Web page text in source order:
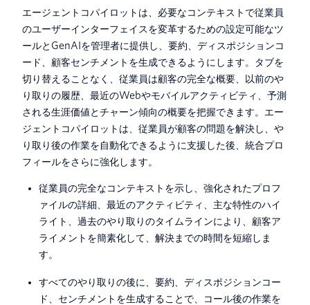
エージェントコパイロットは、必要なコンテキストで従業員
のユーザーインターフェイスを変革するための設定可能なツ
ールとGenAIを管理者に提供し、要約、ディスポジションコ
ード、顧客センチメントを生成できるようにします。タブを
切り替えることなく、従業員は顧客の完全な概要、以前のや
り取りの履歴、最近のWebやモバイルアクティビティ、予測
される生涯価値とチャーン傾向の概要を把握できます。エー
ジェントコパイロットは、従業員が顧客の問題を解決し、や
り取り後の作業を自動化できるように支援した後、統合プロ
フィールをさらに強化します。
従業員の完全なコンテキストを示し、強化されたプロフ
ァイルの詳細、最近のアクティビティ、主な特性のハイ
ライト、過去のやり取りのタイムラインにより、顧客ア
ライメントを簡素化して、解決までの時間を短縮しま
す。
すべてのやり取りの後に、要約、ディスポジションコー
ド、センチメントを生成することで、コール後の作業を